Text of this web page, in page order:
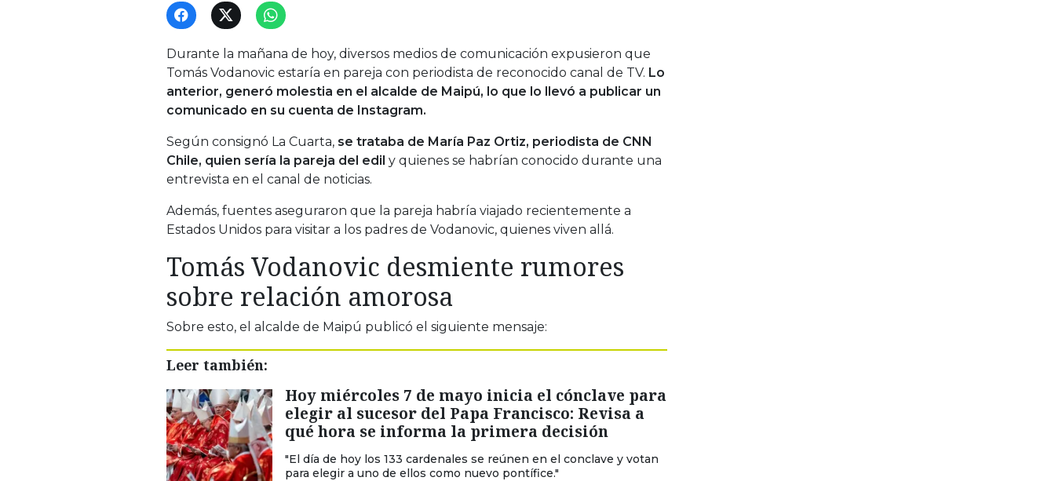
Durante la mañana de hoy, diversos medios de comunicación expusieron que
Tomás Vodanovic estaría en pareja con periodista de reconocido canal de TV. Lo
anterior, generó molestia en el alcalde de Maipú, lo que lo llevó a publicar un
comunicado en su cuenta de Instagram.
Según consignó La Cuarta, se trataba de María Paz Ortiz, periodista de CNN
Chile, quien sería la pareja del edil y quienes se habrían conocido durante una
entrevista en el canal de noticias.
Además, fuentes aseguraron que la pareja habría viajado recientemente a
Estados Unidos para visitar a los padres de Vodanovic, quienes viven allá.
Tomás Vodanovic desmiente rumores
sobre relación amorosa
Sobre esto, el alcalde de Maipú publicó el siguiente mensaje:
Leer también:
Hoy miércoles 7 de mayo inicia el cónclave para
elegir al sucesor del Papa Francisco: Revisa a
qué hora se informa la primera decisión
"El día de hoy los 133 cardenales se reúnen en el conclave y votan
para elegir a uno de ellos como nuevo pontífice."